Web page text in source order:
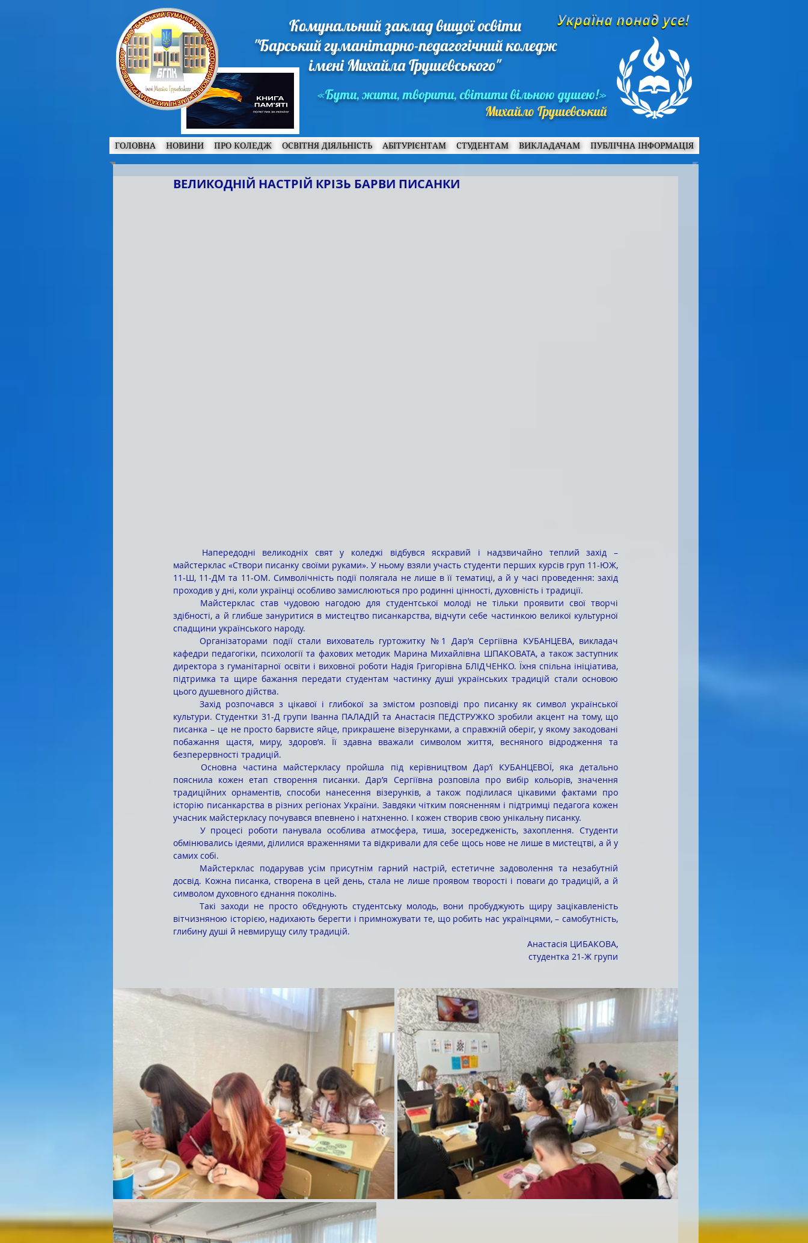
Комунальний заклад вищої освіти
"Барський гуманітарно-педагогічний коледж
імені Михайла Грушевського"
«Бути, жити, творити, світити вільною душею!»
Михайло Грушевський
ГОЛОВНА НОВИНИ ПРО КОЛЕДЖ ОСВІТНЯ ДІЯЛЬНІСТЬ АБІТУРІЄНТАМ СТУДЕНТАМ ВИКЛАДАЧАМ ПУБЛІЧНА ІНФОРМАЦІЯ
ВЕЛИКОДНІЙ НАСТРІЙ КРІЗЬ БАРВИ ПИСАНКИ
майстерклас «Створи писанку своїми руками». У ньому взяли участь студенти перших курсів груп 11-ЮЖ,
11-Ш, 11-ДМ та 11-ОМ. Символічність події полягала не лише в її тематиці, а й у часі проведення: захід
проходив у дні, коли українці особливо замислюються про родинні цінності, духовність і традиції.
здібності, а й глибше зануритися в мистецтво писанкарства, відчути себе частинкою великої культурної
спадщини українського народу.
кафедри педагогіки, психології та фахових методик Марина Михайлівна ШПАКОВАТА, а також заступник
директора з гуманітарної освіти і виховної роботи Надія Григорівна БЛІДЧЕНКО. Їхня спільна ініціатива,
підтримка та щире бажання передати студентам частинку душі українських традицій стали основою
цього душевного дійства.
	Захід розпочався з цікавої і глибокої за змістом розповіді про писанку як символ української
культури. Студентки 31-Д групи Іванна ПАЛАДІЙ та Анастасія ПЕДСТРУЖКО зробили акцент на тому, що
писанка – це не просто барвисте яйце, прикрашене візерунками, а справжній оберіг, у якому закодовані
побажання щастя, миру, здоров’я. Її здавна вважали символом життя, весняного відродження та
безперервності традицій.
пояснила кожен етап створення писанки. Дарʼя Сергіївна розповіла про вибір кольорів, значення
традиційних орнаментів, способи нанесення візерунків, а також поділилася цікавими фактами про
історію писанкарства в різних регіонах України. Завдяки чітким поясненням і підтримці педагога кожен
учасник майстеркласу почувався впевнено і натхненно. І кожен створив свою унікальну писанку.
обмінювались ідеями, ділилися враженнями та відкривали для себе щось нове не лише в мистецтві, а й у
самих собі.
досвід. Кожна писанка, створена в цей день, стала не лише проявом творості і поваги до традицій, а й
символом духовного єднання поколінь.
вітчизняною історією, надихають берегти і примножувати те, що робить нас українцями, – самобутність,
глибину душі й невмирущу силу традицій.
Анастасія ЦИБАКОВА,
студентка 21-Ж групи